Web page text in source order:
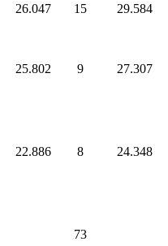
26.047 15 29.584
25.802 9 27.307
22.886 8 24.348
73